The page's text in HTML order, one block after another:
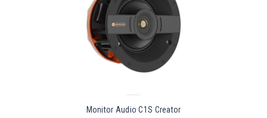
Monitor Audio C1S Creator